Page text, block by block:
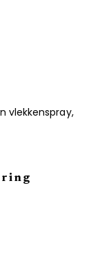
vlekkenspray,